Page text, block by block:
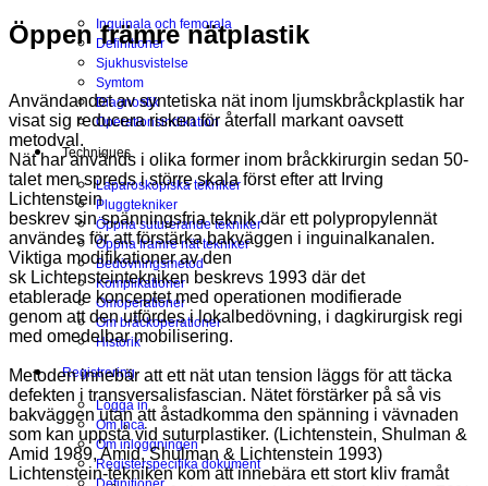
Inguinala och femorala
Definitioner
Sjukhusvistelse
Symtom
Diagnostik
Operationsindikation
Techniques
Laparoskopiska tekniker
Pluggtekniker
Öppna suturerande tekniker
Öppna främre nät tekniker
Bedövningsmetod
Komplikationer
Omoperationer
Om bråckoperationer
Historik
Registrering
Logga in
Om Inca
Om inloggningen
Registerspecifika dokument
Öppen främre nätplastik
Användandet av syntetiska nät inom ljumskbråckplastik har
visat sig reducera risken för återfall markant oavsett
metodval.
Nät har används i olika former inom bråckkirurgin sedan 50-
talet men spreds i större skala först efter att Irving
Lichtenstein
beskrev sin spänningsfria teknik där ett polypropylennät
användes för att förstärka bakväggen i inguinalkanalen.
Viktiga modifikationer av den
sk Lichtensteintekniken beskrevs 1993 där det
etablerade konceptet med operationen modifierade
genom att den utfördes i lokalbedövning, i dagkirurgisk regi
med omedelbar mobilisering.
Metoden innebär att ett nät utan tension läggs för att täcka
defekten i transversalisfascian. Nätet förstärker på så vis
bakväggen utan att åstadkomma den spänning i vävnaden
som kan uppstå vid suturplastiker. (Lichtenstein, Shulman &
Amid 1989, Amid, Shulman & Lichtenstein 1993)
Lichtenstein-tekniken kom att innebära ett stort kliv framåt